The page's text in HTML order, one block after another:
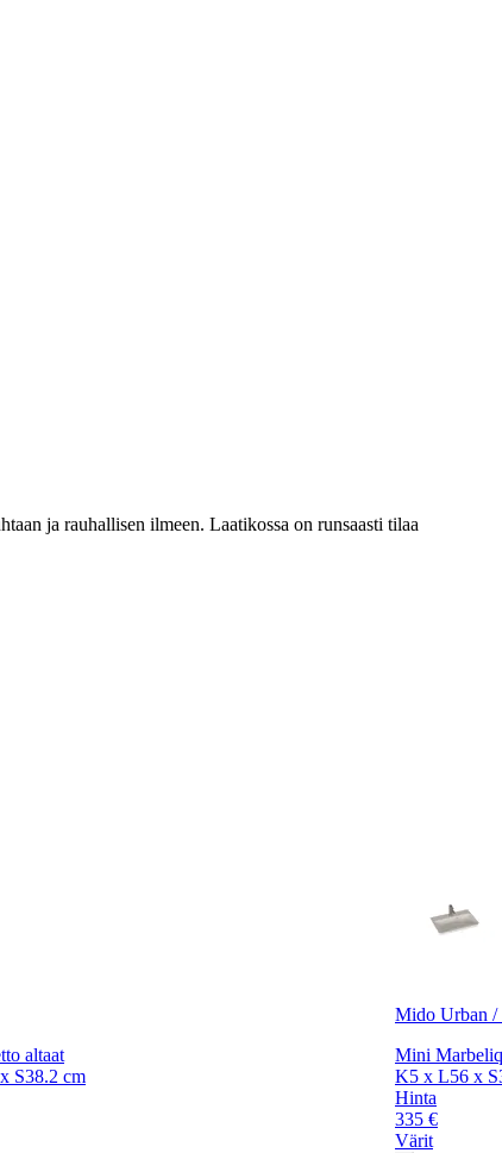
ja rauhallisen ilmeen. Laatikossa on runsaasti tilaa
altaat
S38.2 cm
Mido Urban /
Mini
K5 x L56 x
Hinta
335 €
Värit